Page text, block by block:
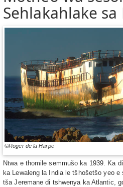
Sehlakahlake sa
©Roger de la Harpe
Ntwa e thomile semmušo ka 1939. Ka
ka Lewaleng la India le tšhošetšo yeo
tša Jeremane di tshwenya ka Atlantic,